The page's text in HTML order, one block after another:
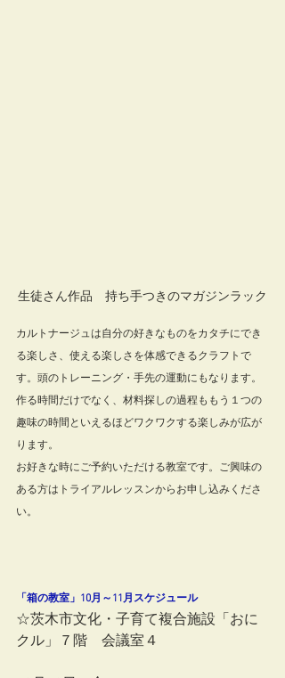
生徒さん作品　持ち手つきのマガジンラック
カルトナージュは自分の好きなものをカタチにでき
る楽しさ、使える楽しさを体感できるクラフトで
す。頭のトレーニング・手先の運動にもなります。
作る時間だけでなく、材料探しの過程ももう１つの
趣味の時間といえるほどワクワクする楽しみが広が
ります。
お好きな時にご予約いただける教室です。ご興味の
ある方はトライアルレッスンからお申し込みくださ
い。
「箱の教室」10月～11月スケジュール
☆茨木市文化・子育て複合施設「おに
クル」７階　会議室４